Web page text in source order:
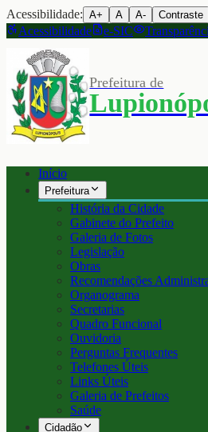
Acessibilidade: A+ A A- Contraste
Acessibilidade
e-SIC
Prefeitura de
Início
Prefeitura
História da Cidade
Gabinete do Prefeito
Galeria de Fotos
Legislação
Obras
Recomendações
Organograma
Secretarias
Quadro Funcional
Ouvidoria
Perguntas Frequentes
Telefones Úteis
Links Úteis
Galeria de Prefeitos
Saúde
Cidadão